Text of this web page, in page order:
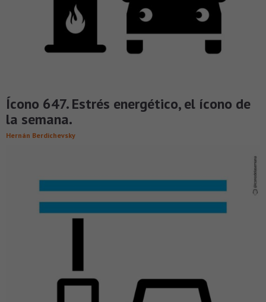
Ícono 647. Estrés energético, el ícono de
la semana.
Hernán Berdichevsky